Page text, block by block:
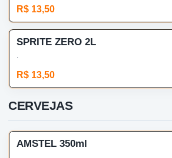
R$ 13,50
SPRITE ZERO 2L
.
R$ 13,50
CERVEJAS
AMSTEL 350ml